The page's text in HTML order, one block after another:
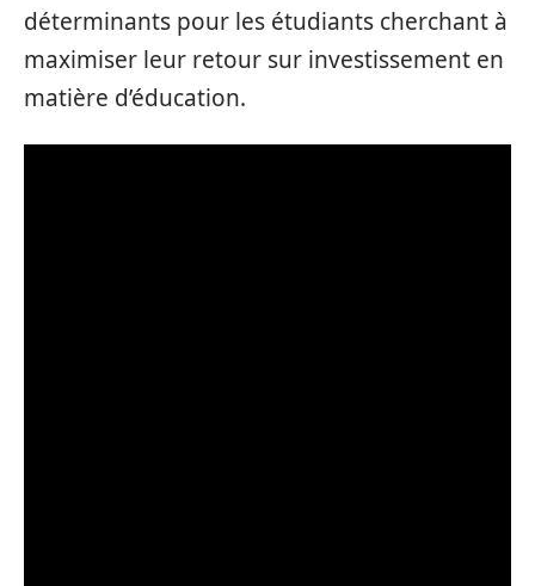
déterminants pour les étudiants cherchant à
maximiser leur retour sur investissement en
matière d’éducation.